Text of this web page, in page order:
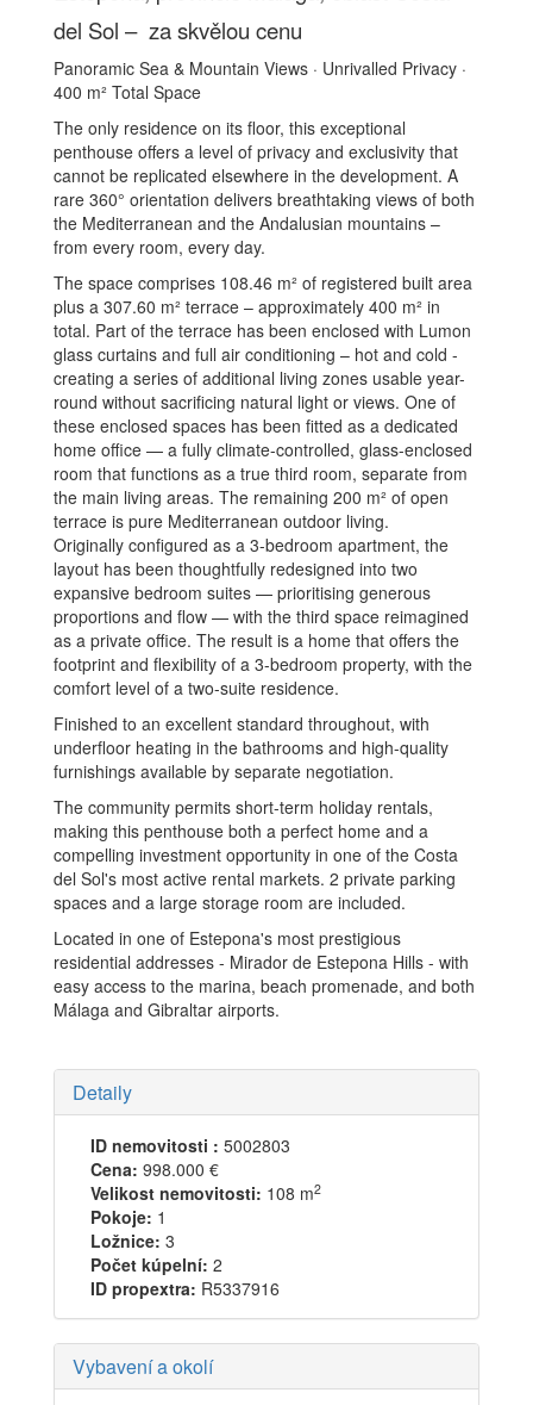
del Sol – za skvělou cenu
Panoramic Sea & Mountain Views · Unrivalled Privacy ·
400 m² Total Space
The only residence on its floor, this exceptional
penthouse offers a level of privacy and exclusivity that
cannot be replicated elsewhere in the development. A
rare 360° orientation delivers breathtaking views of both
the Mediterranean and the Andalusian mountains –
from every room, every day.
The space comprises 108.46 m² of registered built area
plus a 307.60 m² terrace – approximately 400 m² in
total. Part of the terrace has been enclosed with Lumon
glass curtains and full air conditioning – hot and cold -
creating a series of additional living zones usable year-
round without sacrificing natural light or views. One of
these enclosed spaces has been fitted as a dedicated
home office — a fully climate-controlled, glass-enclosed
room that functions as a true third room, separate from
the main living areas. The remaining 200 m² of open
terrace is pure Mediterranean outdoor living.
Originally configured as a 3-bedroom apartment, the
layout has been thoughtfully redesigned into two
expansive bedroom suites — prioritising generous
proportions and flow — with the third space reimagined
as a private office. The result is a home that offers the
footprint and flexibility of a 3-bedroom property, with the
comfort level of a two-suite residence.
Finished to an excellent standard throughout, with
underfloor heating in the bathrooms and high-quality
furnishings available by separate negotiation.
The community permits short-term holiday rentals,
making this penthouse both a perfect home and a
compelling investment opportunity in one of the Costa
del Sol's most active rental markets. 2 private parking
spaces and a large storage room are ‌included.
Located ‌in ‌one ‌of ‌Estepona's most ‌prestigious
‌residential addresses ‌- Mirador ‌de Estepona Hills ‌- ‌with
‌easy access to ‌the ‌marina, beach promenade, ‌and ‌both
‌Málaga ‌and ‌Gibraltar ‌airports.
Detaily
ID nemovitosti : 5002803
Cena: 998.000 €
Velikost nemovitosti: 108 m2
Pokoje: 1
Ložnice: 3
Počet kúpelní: 2
ID propextra: R5337916
Vybavení a okolí